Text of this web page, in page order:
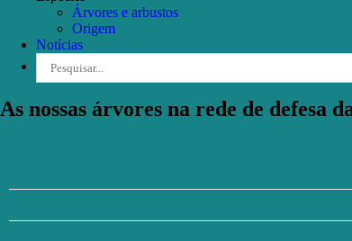
Árvores e arbustos
Origem
Notícias
As nossas árvores na rede de defesa